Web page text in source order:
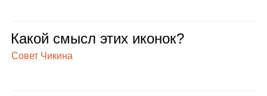
Какой смысл этих ико­нок?
Совет Чикина